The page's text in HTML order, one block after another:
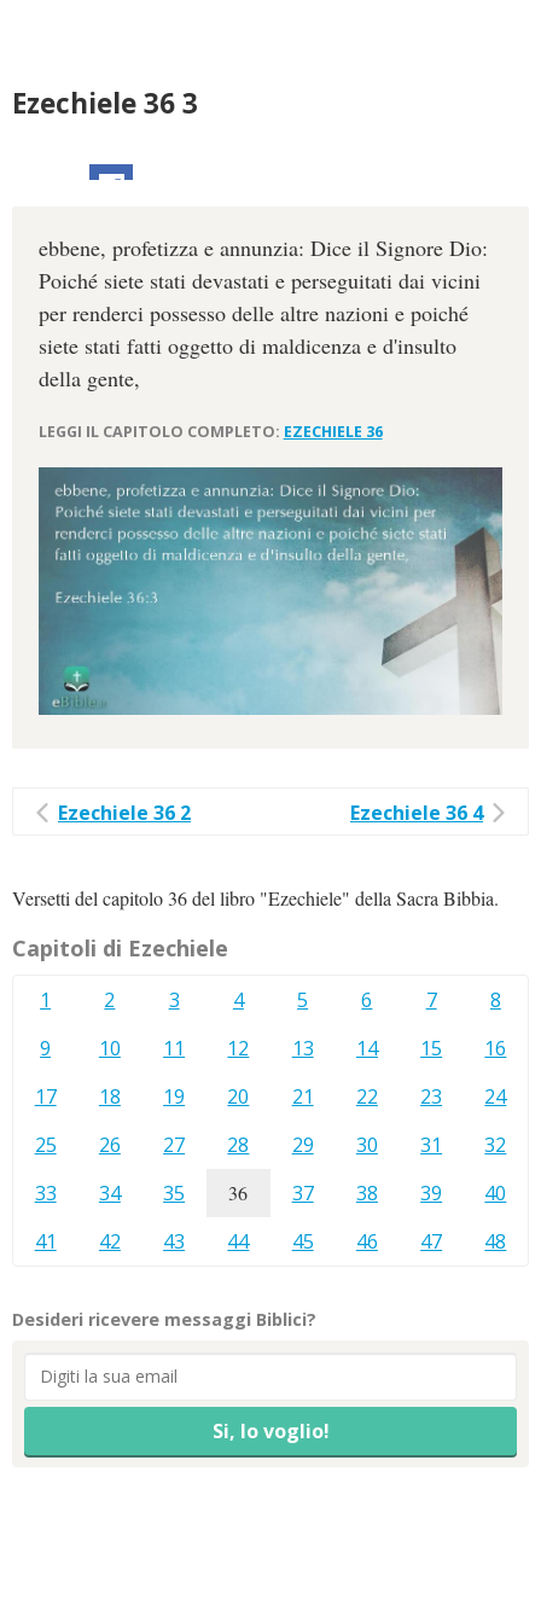
Ezechiele 36 3
ebbene, profetizza e annunzia: Dice il Signore Dio:
Poiché siete stati devastati e perseguitati dai vicini
per renderci possesso delle altre nazioni e poiché
siete stati fatti oggetto di maldicenza e d'insulto
della gente,
LEGGI IL CAPITOLO COMPLETO: EZECHIELE 36
Ezechiele 36 2 Ezechiele 36 4
Versetti del capitolo 36 del libro "Ezechiele" della Sacra Bibbia.
Capitoli di Ezechiele
1 2 3 4 5 6 7
8
9
10 11 12 13 14 15
16
17
18 19 20 21 22 23
24
25
26 27 28 29 30 31
32
33
34 35 36 37 38 39
40
41
42 43 44 45 46 47 48
Desideri ricevere messaggi Biblici?